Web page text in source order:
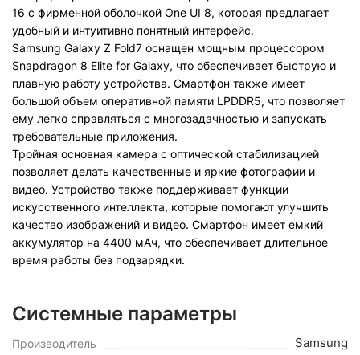
16 с фирменной оболочкой One UI 8, которая предлагает
удобный и интуитивно понятный интерфейс.
Samsung Galaxy Z Fold7 оснащен мощным процессором
Snapdragon 8 Elite for Galaxy, что обеспечивает быструю и
плавную работу устройства. Смартфон также имеет
большой объем оперативной памяти LPDDR5, что позволяет
ему легко справляться с многозадачностью и запускать
требовательные приложения.
Тройная основная камера с оптической стабилизацией
позволяет делать качественные и яркие фотографии и
видео. Устройство также поддерживает функции
искусственного интеллекта, которые помогают улучшить
качество изображений и видео. Смартфон имеет емкий
аккумулятор на 4400 мАч, что обеспечивает длительное
время работы без подзарядки.
Системные параметры
Производитель Samsung